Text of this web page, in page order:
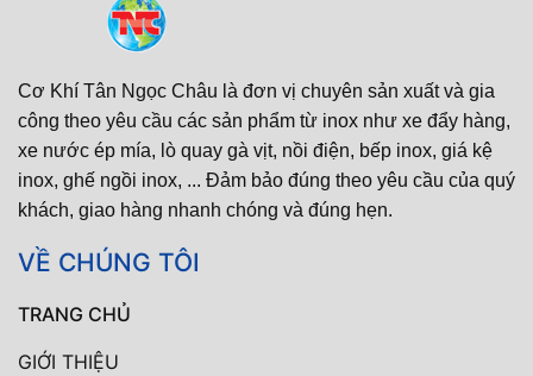
Cơ Khí Tân Ngọc Châu là đơn vị chuyên sản xuất và gia
công theo yêu cầu các sản phẩm từ inox như xe đẩy hàng,
xe nước ép mía, lò quay gà vịt, nồi điện, bếp inox, giá kệ
inox, ghế ngồi inox, ... Đảm bảo đúng theo yêu cầu của quý
khách, giao hàng nhanh chóng và đúng hẹn.
VỀ CHÚNG TÔI
TRANG CHỦ
GIỚI THIỆU